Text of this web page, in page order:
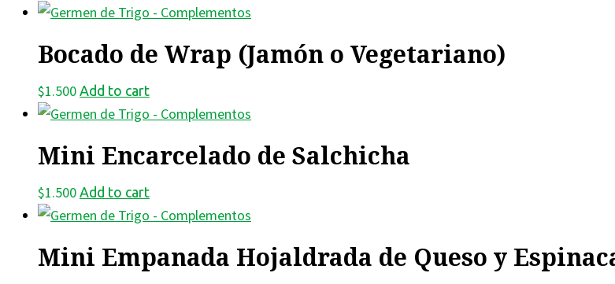
Bocado de Wrap (Jamón o Vegetariano)
$1.500 Add to cart
Mini Encarcelado de Salchicha
$1.500 Add to cart
Mini Empanada Hojaldrada de Queso y